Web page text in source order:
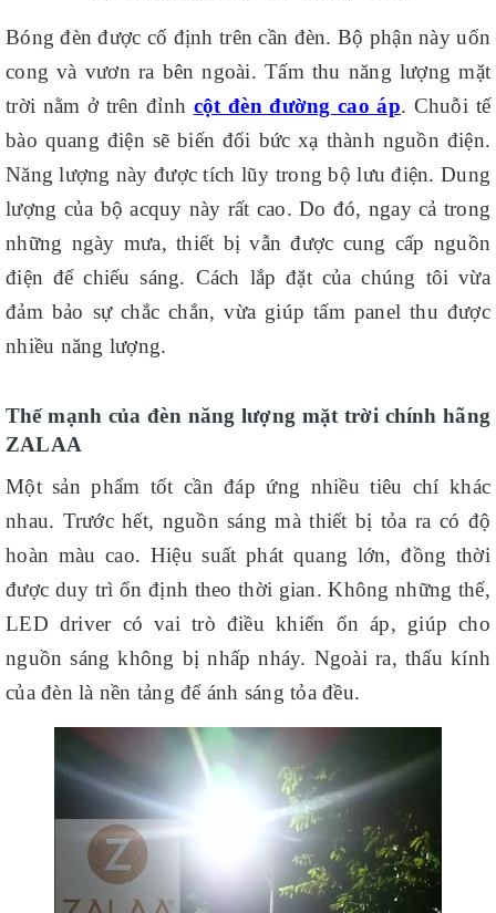
Bóng đèn được cố định trên cần đèn. Bộ phận này uốn
cong và vươn ra bên ngoài. Tấm thu năng lượng mặt
trời nằm ở trên đỉnh cột đèn đường cao áp. Chuỗi tế
bào quang điện sẽ biến đổi bức xạ thành nguồn điện.
Năng lượng này được tích lũy trong bộ lưu điện. Dung
lượng của bộ acquy này rất cao. Do đó, ngay cả trong
những ngày mưa, thiết bị vẫn được cung cấp nguồn
điện để chiếu sáng. Cách lắp đặt của chúng tôi vừa
đảm bảo sự chắc chắn, vừa giúp tấm panel thu được
nhiều năng lượng.
Thế mạnh của đèn năng lượng mặt trời chính hãng
ZALAA
Một sản phẩm tốt cần đáp ứng nhiều tiêu chí khác
nhau. Trước hết, nguồn sáng mà thiết bị tỏa ra có độ
hoàn màu cao. Hiệu suất phát quang lớn, đồng thời
được duy trì ổn định theo thời gian. Không những thế,
LED driver có vai trò điều khiển ổn áp, giúp cho
nguồn sáng không bị nhấp nháy. Ngoài ra, thấu kính
của đèn là nền tảng để ánh sáng tỏa đều.